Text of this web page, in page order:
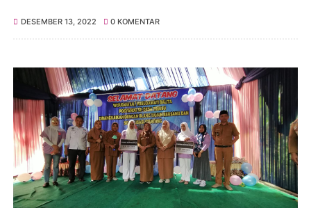
DESEMBER 13, 2022 0 KOMENTAR